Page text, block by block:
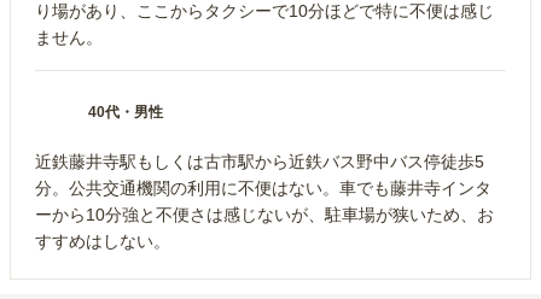
り場があり、ここからタクシーで10分ほどで特に不便は感じ
ません。
40代 ・ 男性
近鉄藤井寺駅もしくは古市駅から近鉄バス野中バス停徒歩5
分。公共交通機関の利用に不便はない。車でも藤井寺インタ
ーから10分強と不便さは感じないが、駐車場が狭いため、お
すすめはしない。